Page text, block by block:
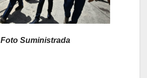
Foto Suministrada